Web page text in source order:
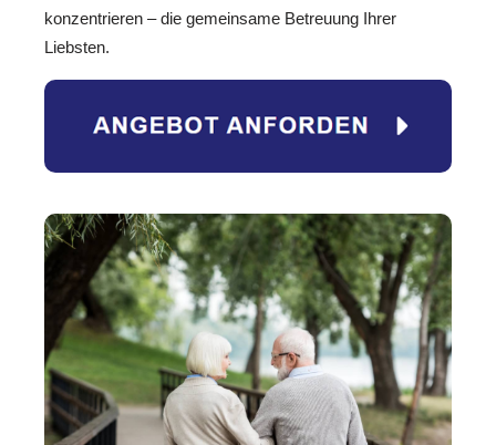
konzentrieren – die gemeinsame Betreuung Ihrer
Liebsten.